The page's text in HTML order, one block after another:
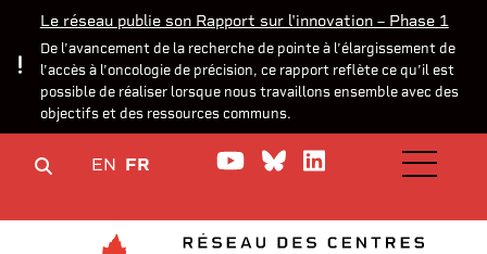
Le réseau publie son Rapport sur l'innovation – Phase 1
De l’avancement de la recherche de pointe à l’élargissement de
l’accès à l’oncologie de précision, ce rapport reflète ce qu’il est
possible de réaliser lorsque nous travaillons ensemble avec des
objectifs et des ressources communs.
EN FR Watch us on YouTube
Join theJoin us onOPEN